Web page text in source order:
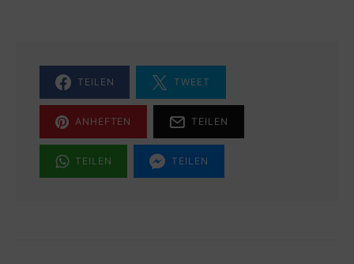
TEILEN TWEET
ANHEFTEN TEILEN
TEILEN TEILEN